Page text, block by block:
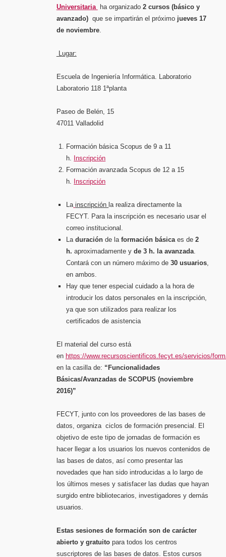
Universitaria ha organizado 2 cursos (básico y
avanzado) que se impartirán el próximo jueves 17
de noviembre.
Lugar:
Escuela de Ingeniería Informática. Laboratorio
Laboratorio 118 1ªplanta
Paseo de Belén, 15
47011 Valladolid
Formación básica Scopus de 9 a 11
h. Inscripción
Formación avanzada Scopus de 12 a 15
h. Inscripción
La inscripción la realiza directamente la
FECYT. Para la inscripción es necesario usar el
correo institucional.
Laduraciónde laformación básicaes de2
h. aproximadamente yde 3 h. la avanzada.
Contará con un número máximo de30 usuarios,
en ambos.
Hay que tener especial cuidado a la hora de
introducir los datos personales en la inscripción,
ya que son utilizados para realizar los
certificados de asistencia
El material del curso está
en https://www.recursoscientificos.fecyt.es/servicios/
en la casilla de: “Funcionalidades
Básicas/Avanzadas de SCOPUS (noviembre
2016)”
FECYT, junto con los proveedores de las bases de
datos, organiza ciclos de formación presencial. El
objetivo de este tipo de jornadas de formación es
hacer llegar a los usuarios los nuevos contenidos de
las bases de datos, así como presentar las
novedades que han sido introducidas a lo largo de
los últimos meses y satisfacer las dudas que hayan
surgido entre bibliotecarios, investigadores y demás
usuarios.
Estas sesiones de formación son de carácter
abierto y gratuitopara todos los centros
suscriptores de las bases de datos. Estos cursos